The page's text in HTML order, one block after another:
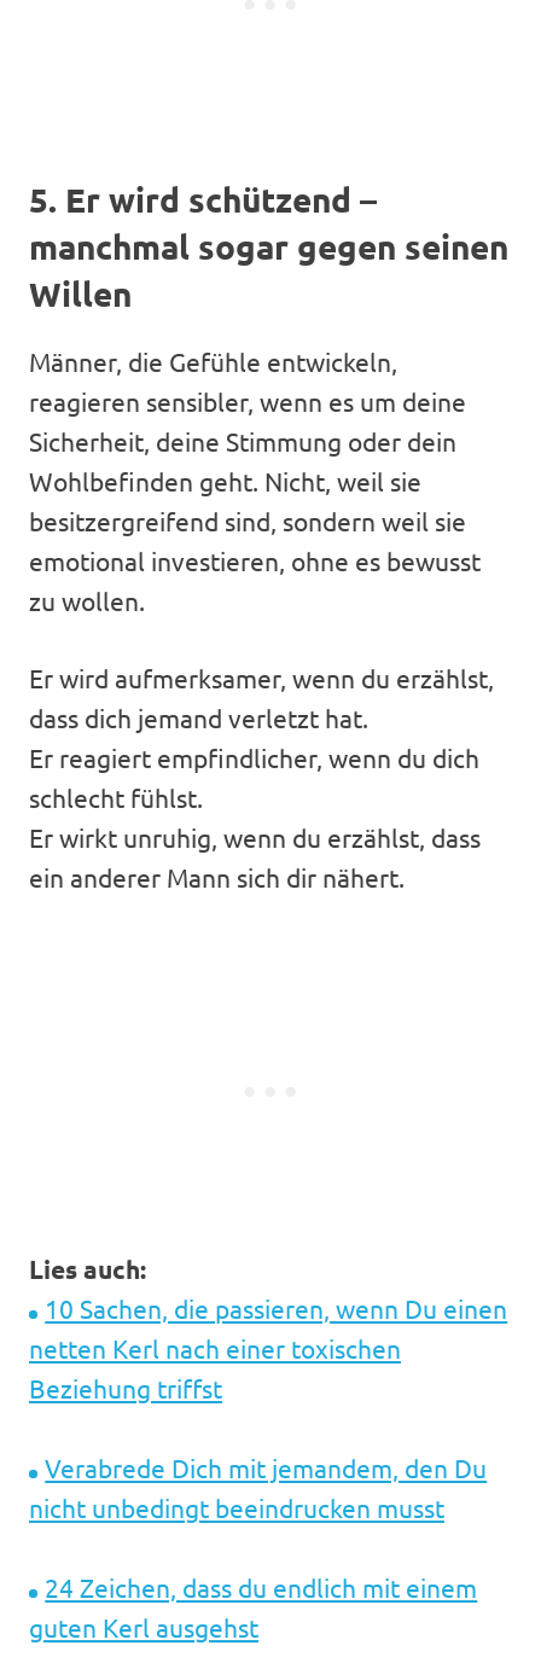
5. Er wird schützend –
manchmal sogar gegen seinen
Willen
Männer, die Gefühle entwickeln,
reagieren sensibler, wenn es um deine
Sicherheit, deine Stimmung oder dein
Wohlbefinden geht. Nicht, weil sie
besitzergreifend sind, sondern weil sie
emotional investieren, ohne es bewusst
zu wollen.
Er wird aufmerksamer, wenn du erzählst,
dass dich jemand verletzt hat.
Er reagiert empfindlicher, wenn du dich
schlecht fühlst.
Er wirkt unruhig, wenn du erzählst, dass
ein anderer Mann sich dir nähert.
Lies auch:
10 Sachen, die passieren, wenn Du einen
netten Kerl nach einer toxischen
Beziehung triffst
Verabrede Dich mit jemandem, den Du
nicht unbedingt beeindrucken musst
24 Zeichen, dass du endlich mit einem
guten Kerl ausgehst